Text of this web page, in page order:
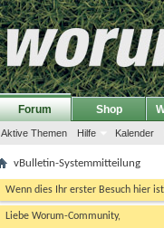
Forum
Aktive Themen Hilfe Kalender
Shop
vBulletin-Systemmitteilung
Wenn dies Ihr erster Besuch hier
Liebe Worum-Community,